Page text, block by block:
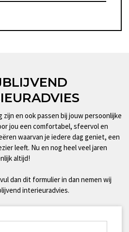
en ook passen bij jouw persoonlijke
jou een comfortabel, sfeervol en
waarvan je iedere dag geniet, een
leeft. Nu en nog heel veel jaren
altijd!
dan dit formulier in dan nemen wij
interieuradvies.